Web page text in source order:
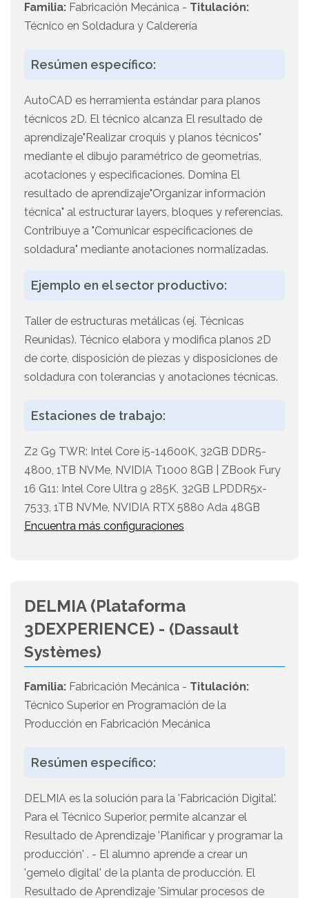
Familia: Fabricación Mecánica - Titulación:
Técnico en Soldadura y Calderería
Resúmen específico:
AutoCAD es herramienta estándar para planos
técnicos 2D. El técnico alcanza El resultado de
aprendizaje"Realizar croquis y planos técnicos"
mediante el dibujo paramétrico de geometrías,
acotaciones y especificaciones. Domina El
resultado de aprendizaje"Organizar información
técnica" al estructurar layers, bloques y referencias.
Contribuye a "Comunicar especificaciones de
soldadura" mediante anotaciones normalizadas.
Ejemplo en el sector productivo:
Taller de estructuras metálicas (ej. Técnicas
Reunidas). Técnico elabora y modifica planos 2D
de corte, disposición de piezas y disposiciones de
soldadura con tolerancias y anotaciones técnicas.
Estaciones de trabajo:
Z2 G9 TWR: Intel Core i5-14600K, 32GB DDR5-
4800, 1TB NVMe, NVIDIA T1000 8GB | ZBook Fury
16 G11: Intel Core Ultra 9 285K, 32GB LPDDR5x-
7533, 1TB NVMe, NVIDIA RTX 5880 Ada 48GB
Encuentra más configuraciones
DELMIA (Plataforma
3DEXPERIENCE) - (Dassault
Systèmes)
Familia: Fabricación Mecánica - Titulación:
Técnico Superior en Programación de la
Producción en Fabricación Mecánica
Resúmen específico:
DELMIA es la solución para la 'Fabricación Digital'.
Para el Técnico Superior, permite alcanzar el
Resultado de Aprendizaje 'Planificar y programar la
producción' . - El alumno aprende a crear un
'gemelo digital' de la planta de producción. El
Resultado de Aprendizaje 'Simular procesos de